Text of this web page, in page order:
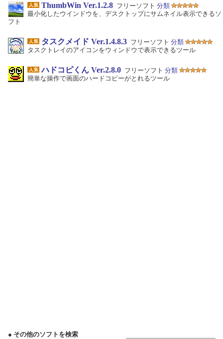
ThumbWin Ver.1.2.8 フリーソフト 分類
最小化したウインドウを、デスクトップにサムネイル表示できるソ
フト
タスクメイド Ver.1.4.8.3 フリーソフト 分類
タスクトレイのアイコンをウィンドウで表示できるツール
ハドコピくん Ver.2.8.0 フリーソフト 分類
簡単な操作で画面のハードコピーがとれるツール
● その他のソフトを検索